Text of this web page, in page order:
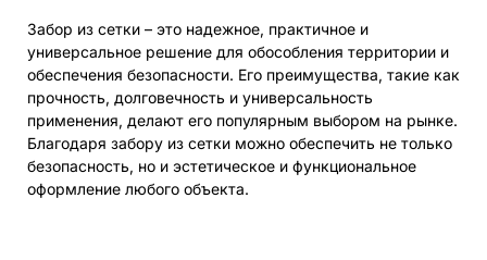
Забор из сетки – это надежное, практичное и
универсальное решение для обособления территории и
обеспечения безопасности. Его преимущества, такие как
прочность, долговечность и универсальность
применения, делают его популярным выбором на рынке.
Благодаря забору из сетки можно обеспечить не только
безопасность, но и эстетическое и функциональное
оформление любого объекта.